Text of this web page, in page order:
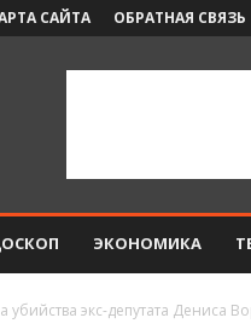
САЙТА ОБРАТНАЯ СВЯЗЬ
ЭКОНОМИКА
убийства экс-депутата Дениса